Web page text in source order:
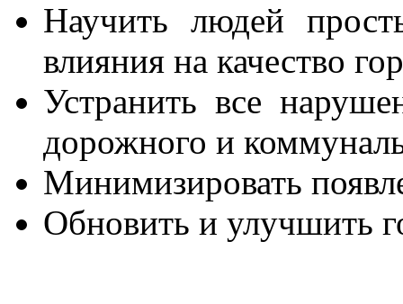
Научить людей
влияния на качество
Устранить все
дорожного и
Минимизировать
Обновить и улучшить